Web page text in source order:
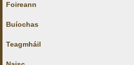
Foireann
Buíochas
Teagmháil